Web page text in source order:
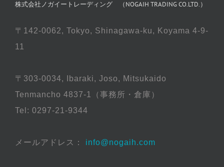
株式会社ノガイートレーディング （NOGAIH TRADING CO.LTD.）
〒142-0062, Tokyo, Shinagawa-ku, Koyama 4-9-
11
〒303-0034, Ibaraki, Joso, Mitsukaido
Tenmancho 4837-1（事務所・倉庫）
Tel: 0297-21-9344
メールアドレス： info@nogaih.com